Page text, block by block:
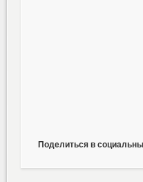
Поделиться в